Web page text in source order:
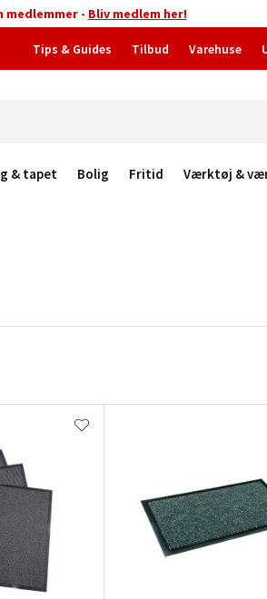
medlemmer - Bliv medlem her!
Tips & Guides Tilbud Varehuse
& tapet Bolig Fritid Værktøj &